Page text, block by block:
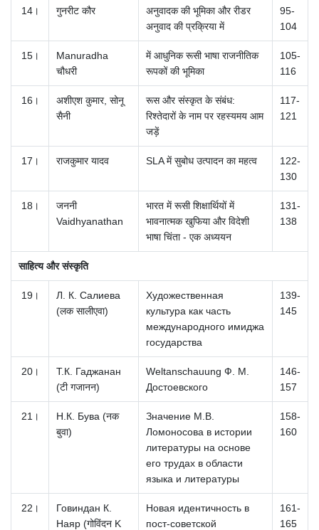
14। गुनरीट कौर
अनुवादक की भूमिका और रीडर
अनुवाद की प्रक्रिया में
95-
104
15।
Manuradha
चौधरी
में आधुनिक रूसी भाषा राजनीतिक
रूपकों की भूमिका
105-
116
16।
अशीएश कुमार, सोनू
सैनी
रूस और संस्कृत के संबंध:
रिश्तेदारों के नाम पर रहस्यमय आम
जड़ें
117-
121
17। राजकुमार यादव SLA में सुबोध उत्पादन का महत्व
122-
130
18।
जननी
Vaidhyanathan
भारत में रूसी शिक्षार्थियों में
भावनात्मक खुफिया और विदेशी
भाषा चिंता - एक अध्ययन
131-
138
साहित्य और संस्कृति
19। Л. К. Салиева
(लक सालीएवा)
Художественная
культура как часть
международного имиджа
государства
139-
145
20। Т.К. Гаджанан
(टी गजानन)
Weltanschauung Ф. М.
Достоевского
146-
157
21। Н.К. Бува (नक
बुवा)
Значение М.В.
Ломоносова в истории
литературы на основе
его трудах в области
языка и литературы
158-
160
22।
Говиндан К.
Наяр (गोविंदन K
Новая идентичность в
пост-советской
161-
165